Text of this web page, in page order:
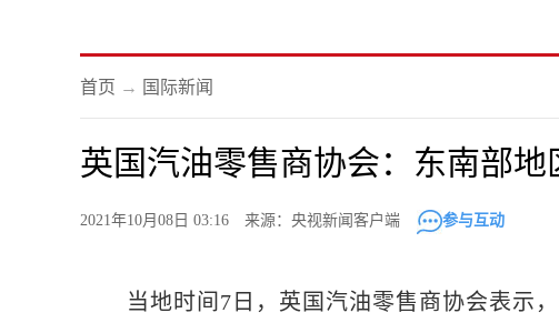
首页 → 国际新闻
英国汽油零售商协会：东南部
2021年10月08日 03:16 来源：央视新闻客户端 参与互动
当地时间7日，英国汽油零售商协会表示，